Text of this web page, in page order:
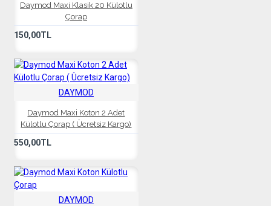
Daymod Maxi Klasik 20 Külotlu
Çorap
150,00TL
DAYMOD
Daymod Maxi Koton 2 Adet
Külotlu Çorap ( Ücretsiz Kargo)
550,00TL
DAYMOD